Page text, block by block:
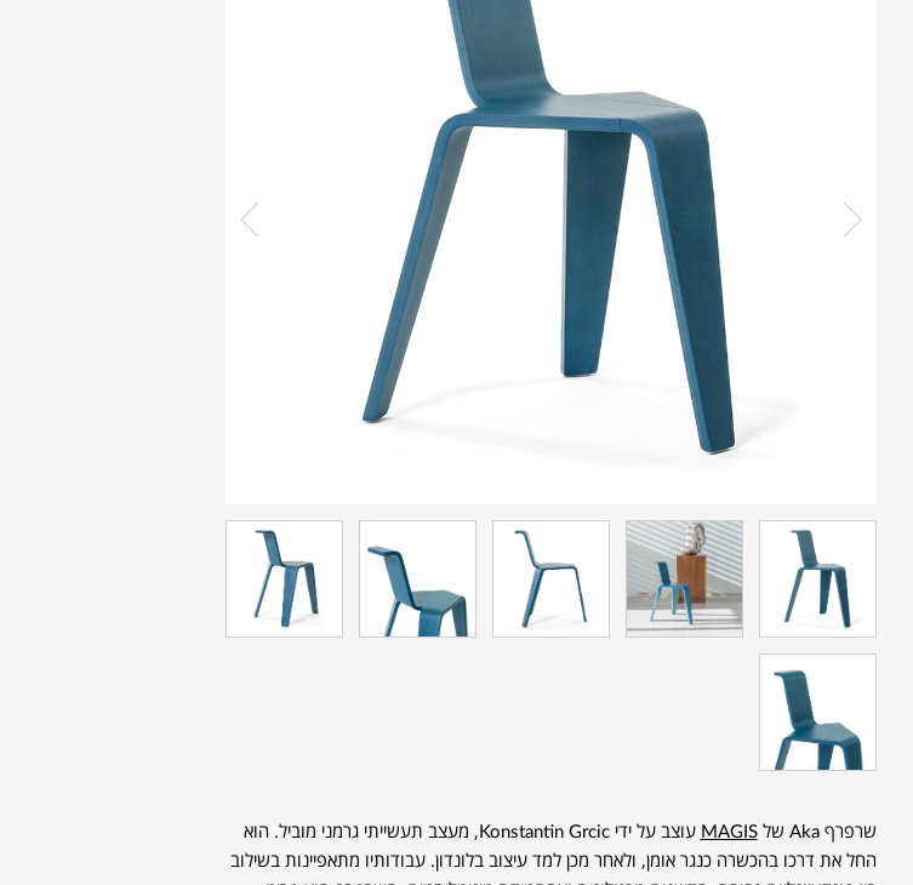
שרפרף Aka של MAGIS
עוצב על ידי Konstantin Grcic, מעצב תעשייתי גרמני מוביל. הוא
החל את דרכו בהכשרה כנגר אומן, ולאחר מכן למד עיצוב בלונדון. עבודותיו מתאפיינות בשילוב